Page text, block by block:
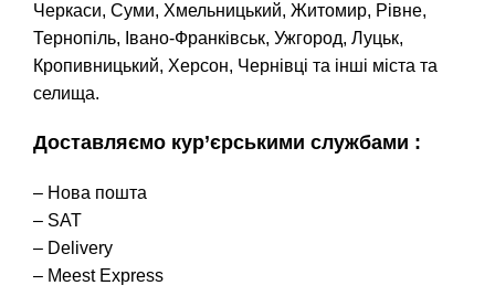
Черкаси, Суми, Хмельницький, Житомир, Рівне,
Тернопіль, Івано-Франківськ, Ужгород, Луцьк,
Кропивницький, Херсон, Чернівці та інші міста та
селища.
Доставляємо кур’єрськими службами :
– Нова пошта
– SAT
– Delivery
– Meest Express